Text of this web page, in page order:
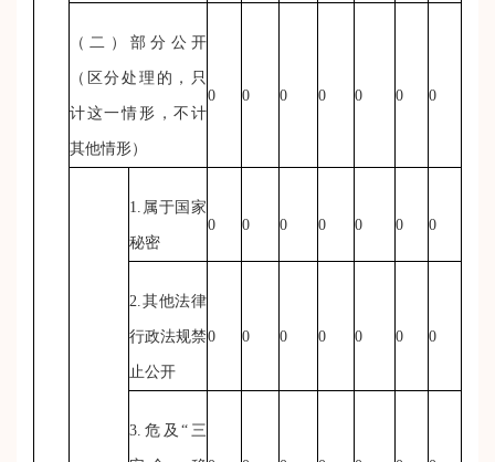
（二）部分公开
（区分处理的，只
计这一情形，不计
其他情形）
0 0 0 0 0 0 0
1.属于国家
秘密
0 0 0 0 0 0 0
2.其他法律
行政法规禁
止公开
0 0 0 0 0 0 0
3.危及“三